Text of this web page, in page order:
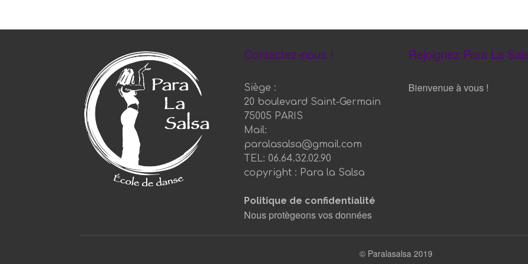
Contactez-nous !
Siège :
20 boulevard Saint-Germain
75005 PARIS
Mail:
paralasalsa@gmail.com
TEL: 06.64.32.02.90
copyright : Para la Salsa
Politique de confidentialité
Nous protègeons vos données
Rejoignez Para La
Bienvenue à vous !
© Paralasalsa 2019